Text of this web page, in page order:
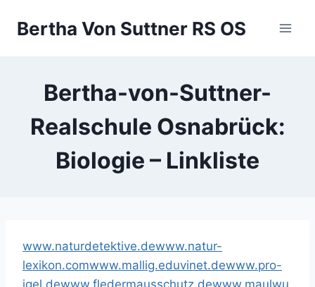
InhaltBertha Von Suttner RS OS
Bertha-von-Suttner-
Realschule Osnabrück:
Biologie – Linkliste
www.naturdetektive.dewww.natur-
lexikon.comwww.mallig.eduvinet.dewww.pro-
igel.dewww.fledermausschutz.dewww.maulwu